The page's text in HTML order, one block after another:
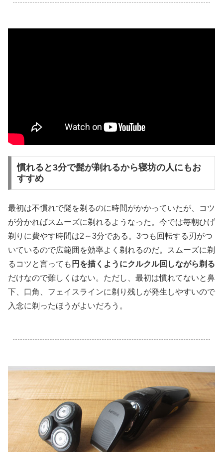
慣れると3分で髭が剃れるから寝坊の人にもお
すすめ
最初は不慣れで髭を剃るのに時間がかかっていたが、コツ
が分かればスムーズに剃れるようなった。今では毎朝ひげ
剃りに費やす時間は2～3分である。3つも回転する刃がつ
いているので広範囲を効率よく剃れるのだ。スムーズに剃
るコツと言っても 円を描くようにクルクル回しながら剃る
だけなので難しくはない。ただし、最初は慣れてないと鼻
下、口角、フェイスラインに剃り残しが発生しやすいので
入念に剃ったほうがよいだろう。